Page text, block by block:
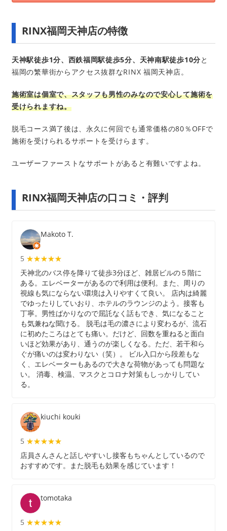
RINX福岡天神店の特徴
天神駅徒歩1分、西鉄福岡駅徒歩5分、天神南駅徒歩10分と
福岡の繁華街からアクセス抜群なRINX 福岡天神店。
施術室は個室で、スタッフも男性のみなので安心して施術を
受けられますね。
脱毛コース満了後は、永久に何回でも通常価格の80％OFFで
施術を受けられるサポートを受けらます。
ユーザーファーストなサポートがあると有難いですよね。
RINX福岡天神店の口コミ・評判
Makoto T.
5 ★★★★★
★★★★★
天神北のバス停を降りて徒歩3分ほど、雑居ビルの５階に
ある。エレベーターがあるので利用は便利。また、周りの
視線も気にならない環境は入りやすくて良い。 店内は綺麗
でゆったりしていおり、ホテルのラウンジのよう。接客も
丁寧。男性ばかりなので屈託なく話もでき、気になること
も気兼ねな聞ける。 脱毛は毛の濃さにより変わるが、流石
に初めたころはとても痛い。だけど、回数を重ねると面白
いほど効果があり、通うのが楽しくなる。ただ、若干和ら
ぐが痛いのは変わりない（笑）。 ビル入口から段差もな
く、エレベーターもあるので大きな荷物があっても問題な
い。 消毒、検温、マスクとコロナ対策もしっかりしてい
る。
kiuchi kouki
5 ★★★★★
★★★★★
店員さんさんと話しやすいし接客もちゃんとしているので
おすすめです。また脱毛も効果を感じています！
tomotaka
5 ★★★★★
★★★★★